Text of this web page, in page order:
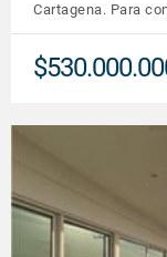
Cartagena. Para